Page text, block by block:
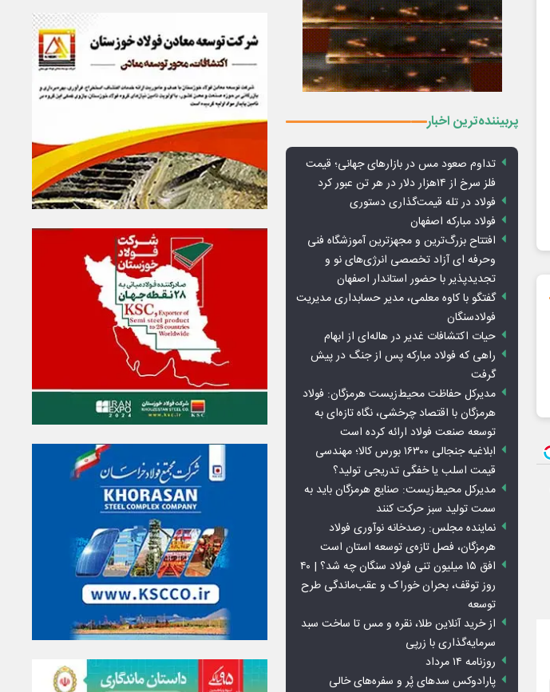
پربیننده‌ترین اخبار
تداوم صعود مس در بازارهای جهانی؛ قیمت
فلز سرخ از ۱۴هزار دلار در هر تن عبور کرد
فولاد در تله قیمت‌گذاری دستوری
فولاد مبارکه اصفهان
افتتاح بزرگ‌ترین و مجهزترین آموزشگاه فنی
وحرفه ای آزاد تخصصی انرژی‌های نو و
تجدیدپذیر با حضور استاندار اصفهان
گفتگو با کاوه معلمی، مدیر حسابداری مدیریت
فولادسنگان
حیات اکتشافات غدیر در هاله‌ای از ابهام
راهی که فولاد مبارکه پس از جنگ در پیش
گرفت
مدیرکل حفاظت محیط‌زیست هرمزگان: فولاد
هرمزگان با اقتصاد چرخشی، نگاه تازه‌ای به
توسعه صنعت فولاد ارائه کرده است
ابلاغیه جنجالی ۱۶۳۰۰ بورس کالا؛ مهندسی
قیمت اسلب یا خفگی تدریجی تولید؟
مدیرکل محیط‌زیست: صنایع هرمزگان باید به
سمت تولید سبز حرکت کنند
نماینده مجلس: رصدخانه نوآوری فولاد
هرمزگان، فصل تازه‌ی توسعه استان است
افق ۱۵ میلیون تنی فولاد سنگان چه شد؟ | ۴۰
روز توقف، بحران خوراک و عقب‌ماندگی طرح
توسعه
از خرید آنلاین طلا، نقره و مس تا ساخت سبد
سرمایه‌گذاری با زرپی
روزنامه ۱۴ مرداد
پارادوکس سدهای پُر و سفره‌های خالی